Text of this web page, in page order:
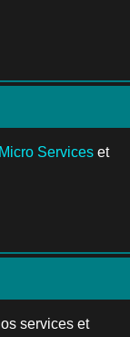
Services et
services et